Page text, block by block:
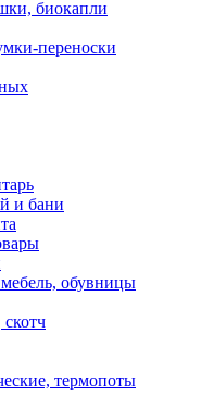
биокапли
переноски
и бани
обувницы
термопоты